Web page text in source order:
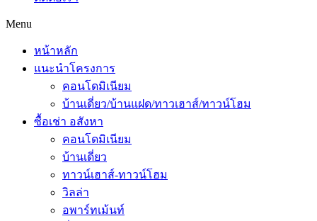
Menu
หน้าหลัก
แนะนำโครงการ
คอนโดมิเนียม
บ้านเดี่ยว/บ้านแฝด/ทาวเฮาส์/ทาวน์โฮม
ซื้อเช่า อสังหา
คอนโดมิเนียม
บ้านเดี่ยว
ทาวน์เฮาส์-ทาวน์โฮม
วิลล่า
อพาร์ทเม้นท์